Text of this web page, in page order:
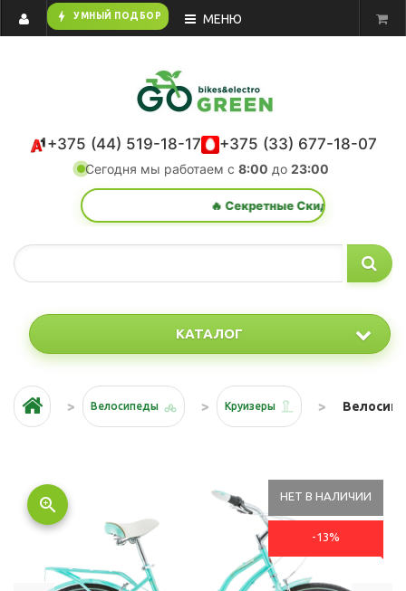
bolt УМНЫЙ ПОДБОР МЕНЮ
+375 (44) 519-18-17 +375 (33) 677-18-07
Сегодня мы работаем с 8:00 до 23:00
🔥 Секретные Скидки и Акции —
КАТАЛОГ
Велосипеды Круизеры
НЕТ В НАЛИЧИИ
-13%
Previous
zoom_in